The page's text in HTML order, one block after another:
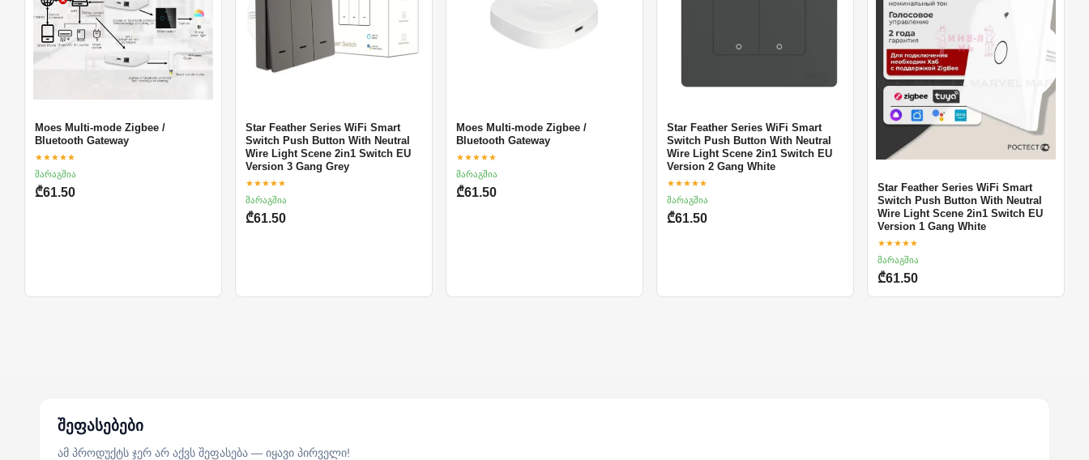
Moes Multi-mode Zigbee /
Bluetooth Gateway
★★★★★
მარაგშია
₾61.50
Star Feather Series WiFi Smart
Switch Push Button With Neutral
Wire Light Scene 2in1 Switch EU
Version 3 Gang Grey
★★★★★
მარაგშია
₾61.50
Moes Multi-mode Zigbee /
Bluetooth Gateway
★★★★★
მარაგშია
₾61.50
Star Feather Series WiFi Smart
Switch Push Button With Neutral
Wire Light Scene 2in1 Switch EU
Version 2 Gang White
★★★★★
მარაგშია
₾61.50
Star Feather Series WiFi Smart
Switch Push Button With Neutral
Wire Light Scene 2in1 Switch EU
Version 1 Gang White
★★★★★
მარაგშია
₾61.50
შეფასებები
ამ პროდუქტს ჯერ არ აქვს შეფასება — იყავი პირველი!